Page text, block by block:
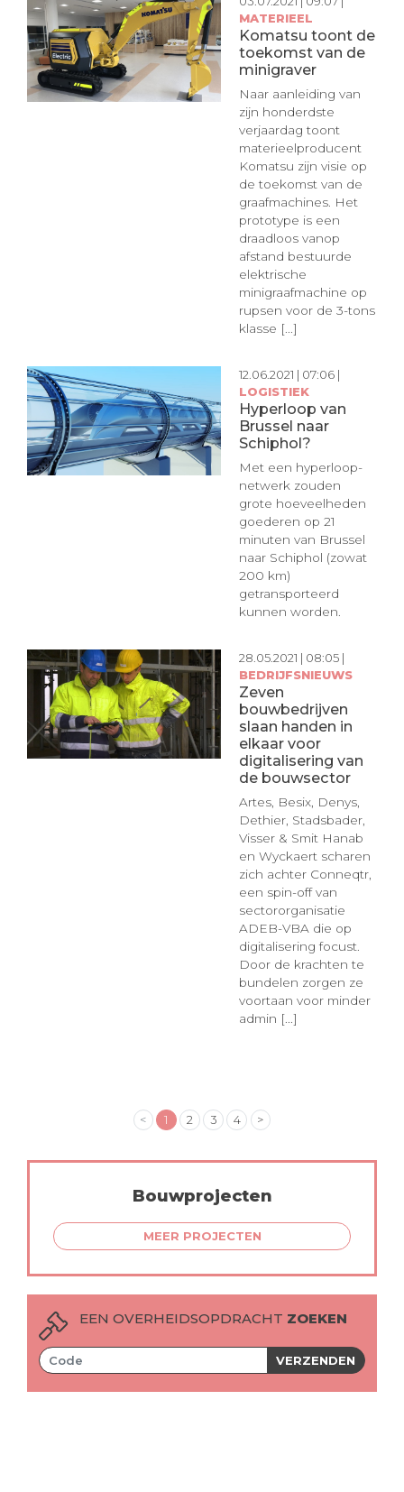
MATERIEEL
Komatsu toont de
toekomst van de
minigraver
Naar aanleiding van
zijn honderdste
verjaardag toont
materieelproducent
Komatsu zijn visie op
de toekomst van de
graafmachines. Het
prototype is een
draadloos vanop
afstand bestuurde
elektrische
minigraafmachine op
rupsen voor de 3-tons
klasse [...]
12.06.2021 | 07:06 |
LOGISTIEK
Hyperloop van
Brussel naar
Schiphol?
Met een hyperloop-
netwerk zouden
grote hoeveelheden
goederen op 21
minuten van Brussel
naar Schiphol (zowat
200 km)
getransporteerd
kunnen worden.
28.05.2021 | 08:05 |
BEDRIJFSNIEUWS
Zeven
bouwbedrijven
slaan handen in
elkaar voor
digitalisering van
de bouwsector
Artes, Besix, Denys,
Dethier, Stadsbader,
Visser & Smit Hanab
en Wyckaert scharen
zich achter Conneqtr,
een spin-off van
sectororganisatie
ADEB-VBA die op
digitalisering focust.
Door de krachten te
bundelen zorgen ze
voortaan voor minder
admin [...]
< 1 2 3 4 >
Bouwprojecten
MEER PROJECTEN
EEN OVERHEIDSOPDRACHT ZOEKEN
VERZENDEN